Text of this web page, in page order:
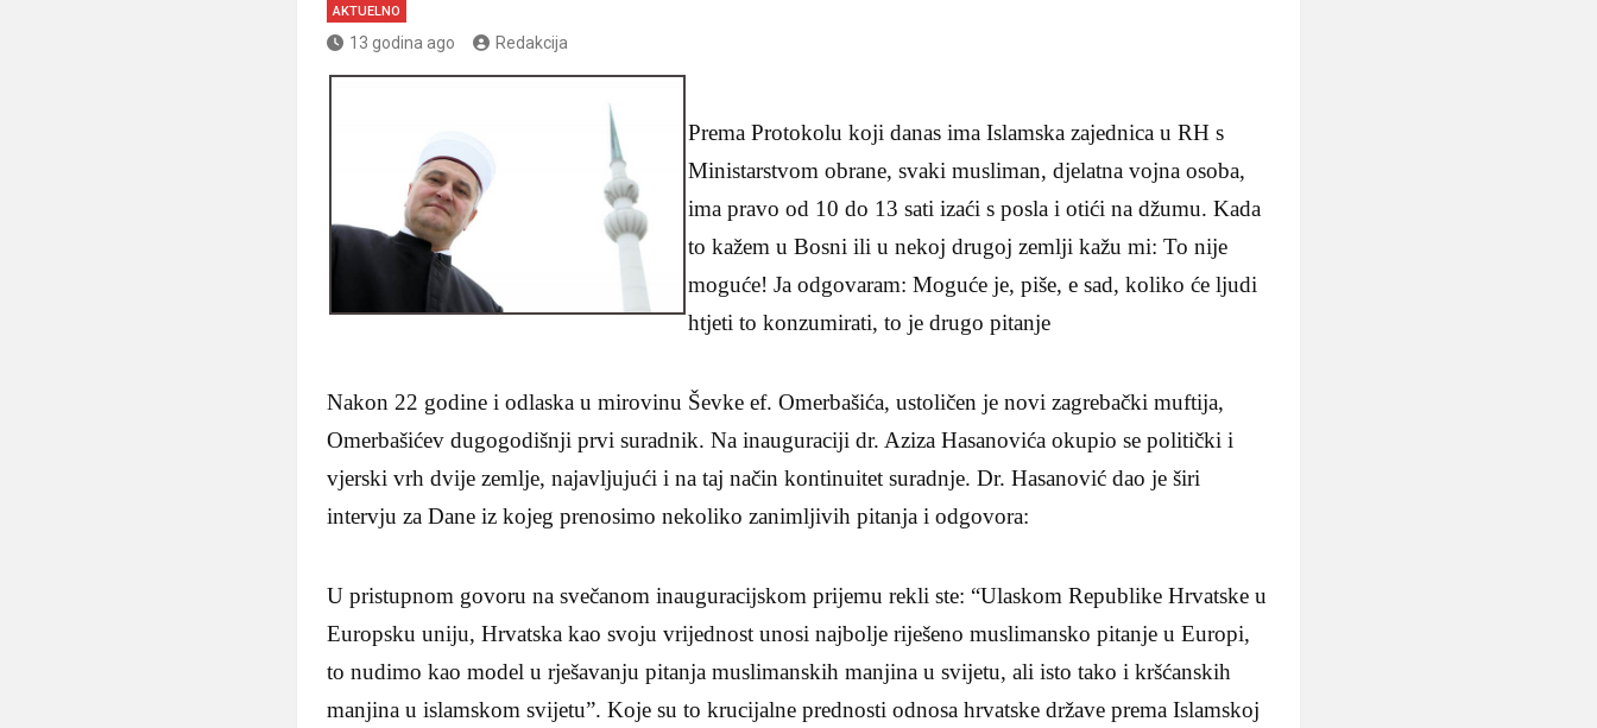
AKTUELNO
13 godina ago Redakcija
Prema Protokolu koji danas ima Islamska zajednica u RH s
Ministarstvom obrane, svaki musliman, djelatna vojna osoba,
ima pravo od 10 do 13 sati izaći s posla i otići na džumu. Kada
to kažem u Bosni ili u nekoj drugoj zemlji kažu mi: To nije
moguće! Ja odgovaram: Moguće je, piše, e sad, koliko će ljudi
htjeti to konzumirati, to je drugo pitanje
Nakon 22 godine i odlaska u mirovinu Ševke ef. Omerbašića, ustoličen je novi zagrebački muftija,
Omerbašićev dugogodišnji prvi suradnik. Na inauguraciji dr. Aziza Hasanovića okupio se politički i
vjerski vrh dvije zemlje, najavljujući i na taj način kontinuitet suradnje. Dr. Hasanović dao je širi
intervju za Dane iz kojeg prenosimo nekoliko zanimljivih pitanja i odgovora:
U pristupnom govoru na svečanom inauguracijskom prijemu rekli ste: “Ulaskom Republike Hrvatske u
Europsku uniju, Hrvatska kao svoju vrijednost unosi najbolje riješeno muslimansko pitanje u Europi,
to nudimo kao model u rješavanju pitanja muslimanskih manjina u svijetu, ali isto tako i kršćanskih
manjina u islamskom svijetu”. Koje su to krucijalne prednosti odnosa hrvatske države prema Islamskoj